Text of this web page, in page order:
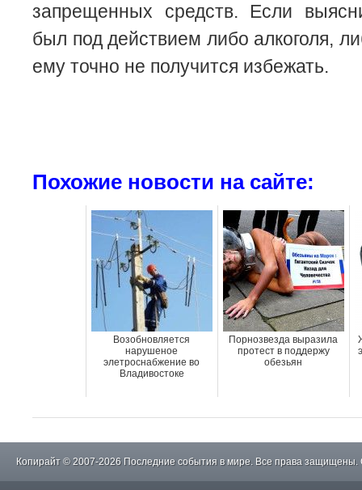
запрещенных средств. Если
был под действием либо алкоголя,
ему точно не получится избежать.
Похожие новости на сайте:
Возобновляется
нарушеное
элетроснабжение во
Владивостоке
Порнозвезда выразила
протест в поддержу
обезьян
Копирайт © 2007-2026 Последние события в мире. Все права защищены.